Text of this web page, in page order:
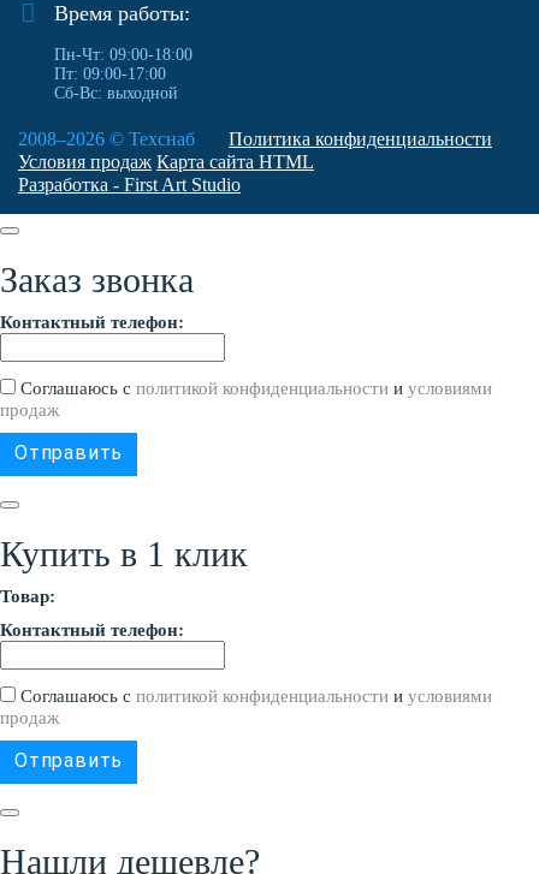
Время работы:
Пн-Чт: 09:00-18:00
Пт: 09:00-17:00
Сб-Вс: выходной
2008–2026 © Техснаб
Политика конфиденциальности
Условия продаж Карта сайта HTML
Разработка - First Art Studio
Заказ звонка
Контактный телефон:
Соглашаюсь с политикой конфиденциальности и условиями
продаж
Купить в 1 клик
Товар:
Контактный телефон:
Соглашаюсь с политикой конфиденциальности и условиями
продаж
Нашли дешевле?